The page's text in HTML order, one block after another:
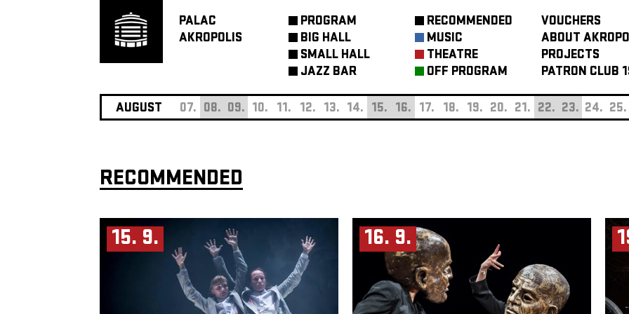
PALAC
AKROPOLIS
PROGRAM
BIG HALL
SMALL HALL
JAZZ BAR
RECOMMENDED
MUSIC
THEATRE
OFF PROGRAM
VOUCHERS
ABOUT
PROJECTS
PATRON CLUB
AUGUST 07. 08. 09. 10. 11. 12. 13. 14. 15. 16. 17. 18. 19. 20. 21. 22. 23. 24. 25.
RECOMMENDED
15. 9. 16. 9.